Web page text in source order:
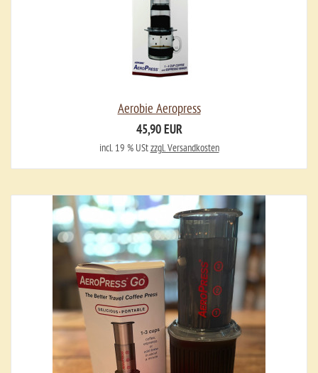
Aerobie Aeropress
45,90 EUR
incl. 19 % UStzzgl. Versandkosten